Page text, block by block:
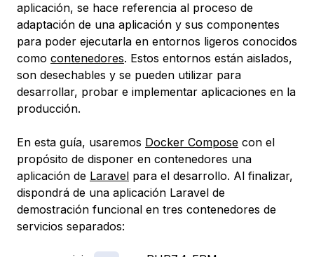
aplicación, se hace referencia al proceso de
adaptación de una aplicación y sus componentes
para poder ejecutarla en entornos ligeros conocidos
como contenedores. Estos entornos están aislados,
son desechables y se pueden utilizar para
desarrollar, probar e implementar aplicaciones en la
producción.
En esta guía, usaremos Docker Compose con el
propósito de disponer en contenedores una
aplicación de Laravel para el desarrollo. Al finalizar,
dispondrá de una aplicación Laravel de
demostración funcional en tres contenedores de
servicios separados: